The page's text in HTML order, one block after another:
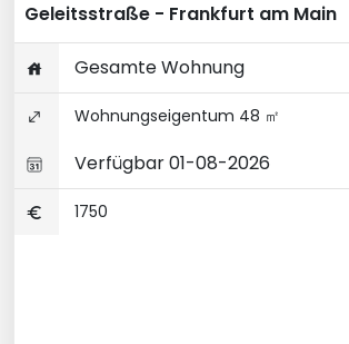
Geleitsstraße - Frankfurt am Main
Gesamte Wohnung
Wohnungseigentum 48 ㎡
Verfügbar 01-08-2026
1750